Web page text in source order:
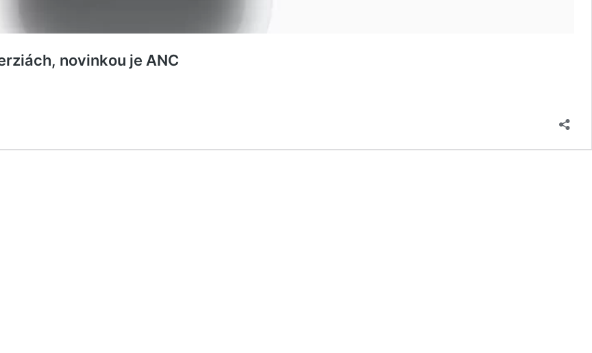
novinkou je ANC